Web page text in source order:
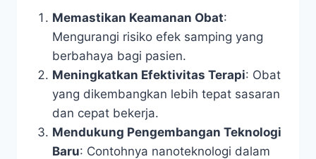
Memastikan Keamanan Obat:
Mengurangi risiko efek samping yang
berbahaya bagi pasien.
Meningkatkan Efektivitas Terapi: Obat
yang dikembangkan lebih tepat sasaran
dan cepat bekerja.
Mendukung Pengembangan Teknologi
Baru: Contohnya nanoteknologi dalam